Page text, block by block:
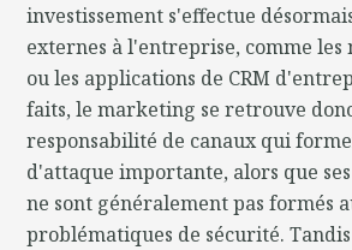
investissement s'effectue
externes à l'entreprise, comme les
ou les applications de CRM
faits, le marketing se retrouve
responsabilité de canaux qui
d'attaque importante, alors que
ne sont généralement pas formés
problématiques de sécurité.